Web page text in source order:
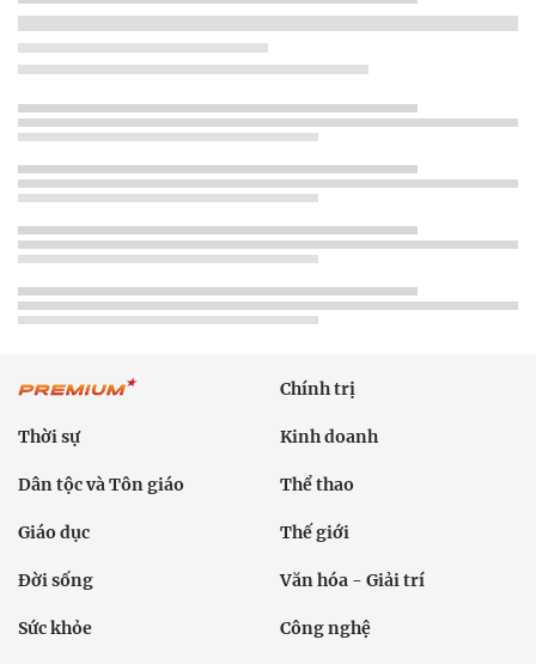
Chính trị
Thời sự Kinh doanh
Dân tộc và Tôn giáo Thể thao
Giáo dục Thế giới
Đời sống Văn hóa - Giải trí
Sức khỏe Công nghệ